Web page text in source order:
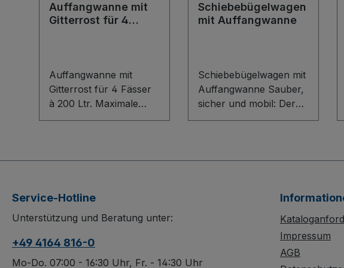
Auffangwanne mit
Gitterrost für 4
Auffangwanne mit
Gitterrost für 4 Fässer
à 200 Ltr. Maximale
Sicherheit für Lagerung
Auffangwanne aus
Umwelt zuverlässig vor
auslaufenden Medien.
mit Maschenweite 30 x
30 mm trägt sicher 4
Schiebebügelwagen
mit Auffangwanne
Schiebebügelwagen mit
Auffangwanne Sauber,
sicher und mobil: Der
Schiebebügelwagen mit
Auffangwanne (42,5 l)
verzinkte Gitterrost
(Maschenweite 30 x 30
oberflächengeschützt,
Service-Hotline
Unterstützung und Beratung unter:
+49 4164 816-0
Mo-Do. 07:00 - 16:30 Uhr, Fr. - 14:30 Uhr
Impressum
AGB